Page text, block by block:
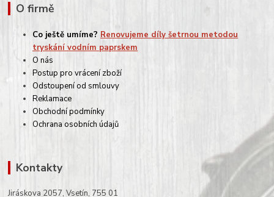
O firmě
Co ještě umíme? Renovujeme díly šetrnou metodou
tryskání vodním paprskem
O nás
Postup pro vrácení zboží
Odstoupení od smlouvy
Reklamace
Obchodní podmínky
Ochrana osobních údajů
Kontakty
Jiráskova 2057, Vsetín, 755 01